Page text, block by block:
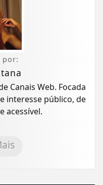
por:
Canais Web. Focada
interesse público, de
acessível.